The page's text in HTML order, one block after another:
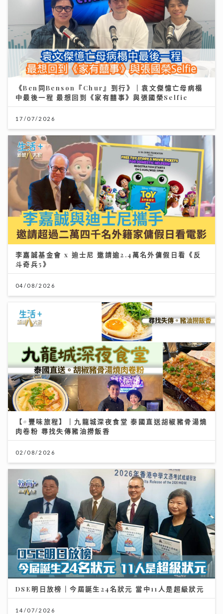
《Ben同Benson『Chur』到行》｜袁文傑憶亡母病榻
中最後一程 最想回到《家有囍事》與張國榮Selfie
17/07/2026
李嘉誠基金會 x 迪士尼 邀請逾2.4萬名外傭假日看《反
斗奇兵5》
04/08/2026
【#豐味旅程】｜九龍城深夜食堂 泰國直送胡椒豬骨湯燒
肉卷粉 尋找失傳豬油撈飯香
02/08/2026
DSE明日放榜｜今屆誕生24名狀元 當中11人是超級狀元
14/07/2026